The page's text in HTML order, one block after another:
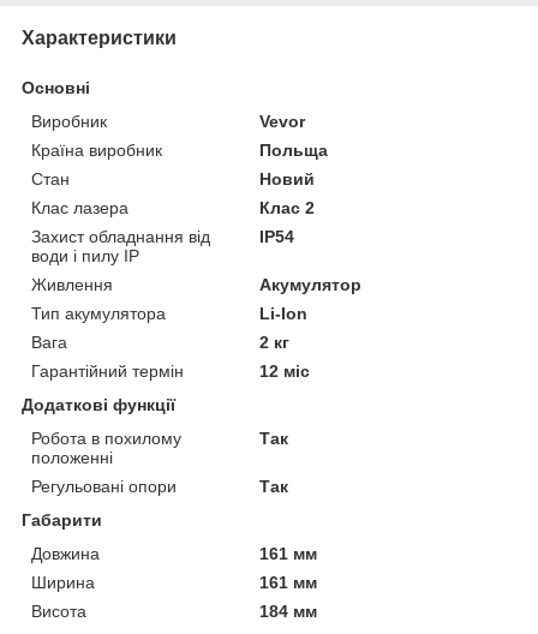
Характеристики
Основні
Виробник
Vevor
Країна виробник
Польща
Стан
Новий
Клас лазера
Клас 2
Захист обладнання від
води і пилу IP
IP54
Живлення
Акумулятор
Тип акумулятора
Li-Ion
Вага
2 кг
Гарантійний термін
12 міс
Додаткові функції
Робота в похилому
положенні
Так
Регульовані опори
Так
Габарити
Довжина
161 мм
Ширина
161 мм
Висота
184 мм